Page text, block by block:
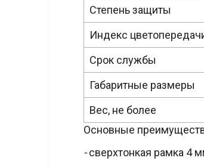
Степень защиты
Индекс
Срок службы
Габаритные размеры
Вес, не более
Основные
-сверхтонкая рамка 4